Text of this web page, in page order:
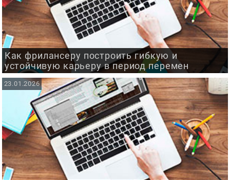
Как фрилансеру построить гибкую и
устойчивую карьеру в период перемен
23.01.2026